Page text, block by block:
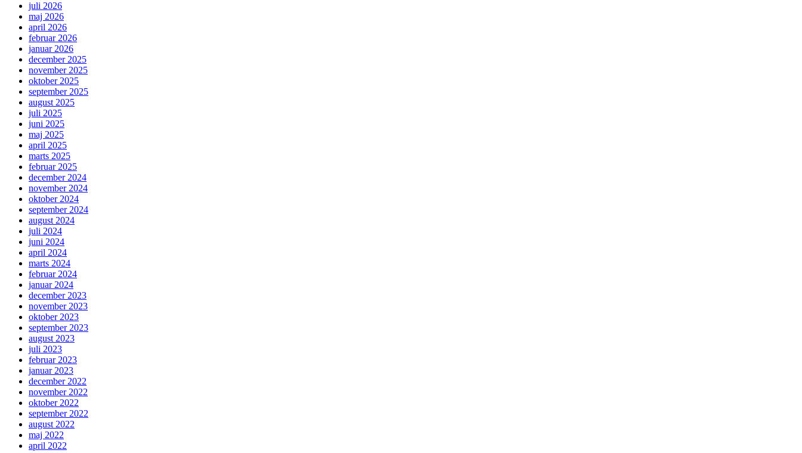
juli 2026
maj 2026
april 2026
februar 2026
januar 2026
december 2025
november 2025
oktober 2025
september 2025
august 2025
juli 2025
juni 2025
maj 2025
april 2025
marts 2025
februar 2025
december 2024
november 2024
oktober 2024
september 2024
august 2024
juli 2024
juni 2024
april 2024
marts 2024
februar 2024
januar 2024
december 2023
november 2023
oktober 2023
september 2023
august 2023
juli 2023
februar 2023
januar 2023
december 2022
november 2022
oktober 2022
september 2022
august 2022
maj 2022
april 2022